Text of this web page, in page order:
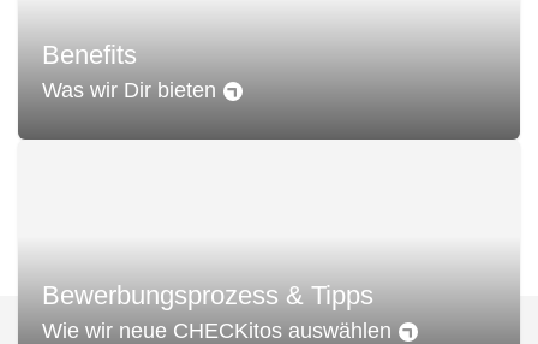
Benefits
Was wir Dir bieten
Bewerbungsprozess & Tipps
Wie wir neue CHECKitos auswählen